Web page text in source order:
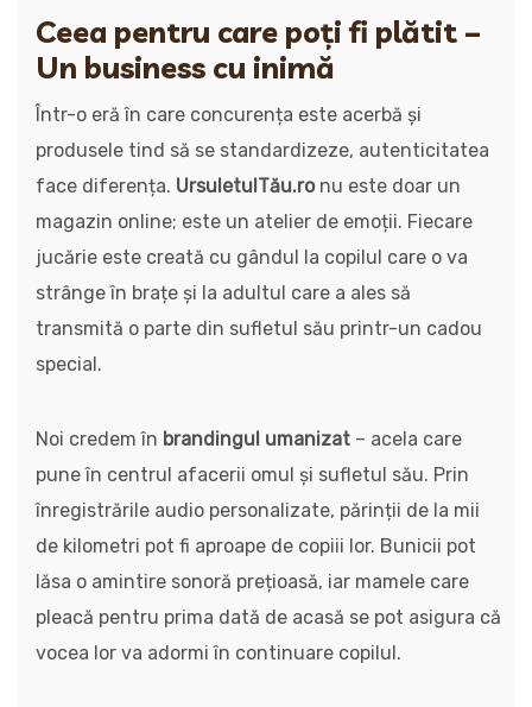
Ceea pentru care poți fi plătit –
Un business cu inimă
Într-o eră în care concurența este acerbă și
produsele tind să se standardizeze, autenticitatea
face diferența. UrsuletulTău.ronu este doar un
magazin online; este un atelier de emoții. Fiecare
jucărie este creată cu gândul la copilul care o va
strânge în brațe și la adultul care a ales să
transmită o parte din sufletul său printr-un cadou
special.
Noi credem în brandingul umanizat – acela care
pune în centrul afacerii omul și sufletul său. Prin
înregistrările audio personalizate, părinții de la mii
de kilometri pot fi aproape de copiii lor. Bunicii pot
lăsa o amintire sonoră prețioasă, iar mamele care
pleacă pentru prima dată de acasă se pot asigura că
vocea lor va adormi în continuare copilul.